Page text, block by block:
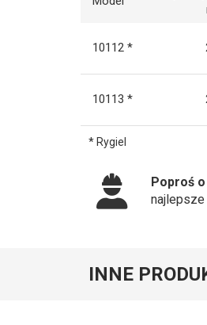
10112 *
10113 *
* Rygiel
Poproś
INNE